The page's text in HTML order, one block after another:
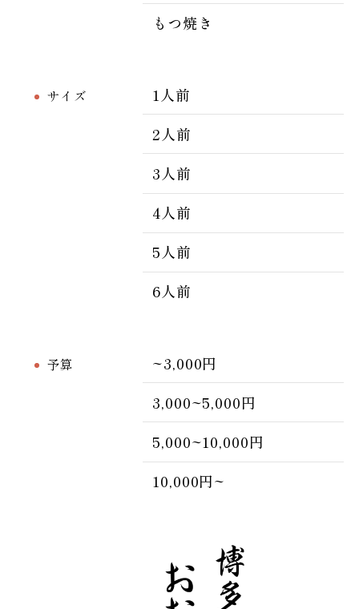
もつ焼き
サイズ
1人前
2人前
3人前
4人前
5人前
6人前
予算
~3,000円
3,000~5,000円
5,000~10,000円
10,000円~